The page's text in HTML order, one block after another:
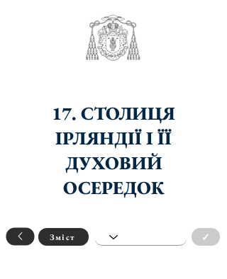
17. СТОЛИЦЯ
ІРЛЯНДІЇ І ЇЇ
ДУХОВИЙ
ОСЕРЕДОК
Зміст ✓